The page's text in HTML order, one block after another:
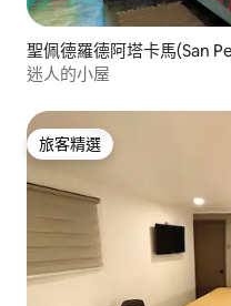
聖佩德羅德阿塔卡馬(San
客用套房
迷人的小屋
旅客精選
旅客精選